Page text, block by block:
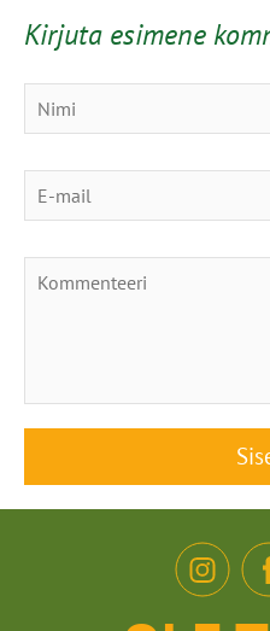
Kirjuta esimene